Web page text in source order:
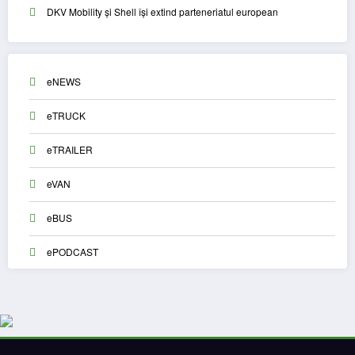
DKV Mobility și Shell își extind parteneriatul european
eNEWS
eTRUCK
eTRAILER
eVAN
eBUS
ePODCAST